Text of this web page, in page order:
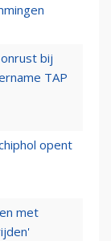
bij
TAP
opent
met